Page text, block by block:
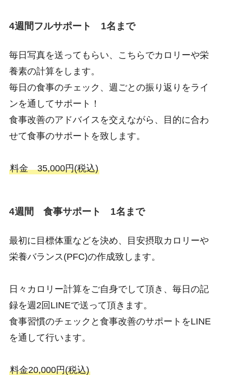
4週間フルサポート 1名まで
毎日写真を送ってもらい、こちらでカロリーや栄
養素の計算をします。
毎日の食事のチェック、週ごとの振り返りをライ
ンを通してサポート！
食事改善のアドバイスを交えながら、目的に合わ
せて食事のサポートを致します。
料金 35,000円(税込)
4週間 食事サポート 1名まで
最初に目標体重などを決め、目安摂取カロリーや
栄養バランス(PFC)の作成致します。
日々カロリー計算をご自身でして頂き、毎日の記
録を週2回LINEで送って頂きます。
食事習慣のチェックと食事改善のサポートをLINE
を通して行います。
料金20,000円(税込)